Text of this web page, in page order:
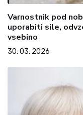
Varnostnik pod
uporabiti sile,
vsebino
30. 03. 2026